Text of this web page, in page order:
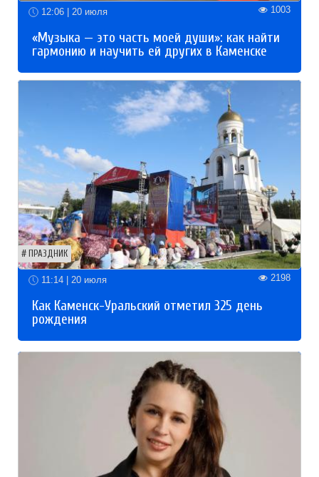
12:06 | 20 июля 1003
«Музыка — это часть моей души»: как найти
гармонию и научить ей других в Каменске
ПРАЗДНИК
11:14 | 20 июля 2198
Как Каменск-Уральский отметил 325 день
рождения